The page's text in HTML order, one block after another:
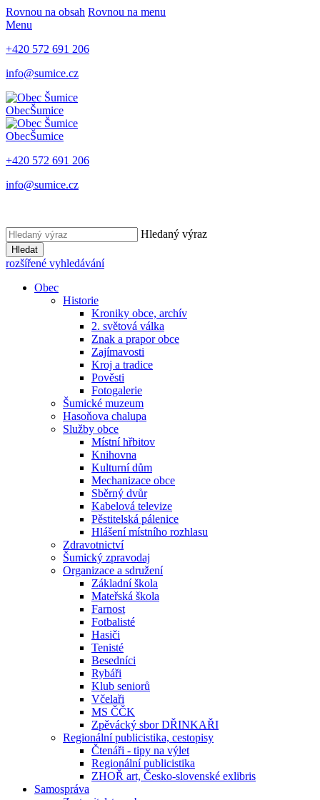
Rovnou na obsah Rovnou na menu
Menu
+420 572 691 206
info@sumice.cz
ObecŠumice
ObecŠumice
+420 572 691 206
info@sumice.cz
Hledaný výraz
Hledat
rozšířené vyhledávání
Obec
Historie
Kroniky obce, archív
2. světová válka
Znak a prapor obce
Zajímavosti
Kroj a tradice
Pověsti
Fotogalerie
Šumické muzeum
Hasoňova chalupa
Služby obce
Místní hřbitov
Knihovna
Kulturní dům
Mechanizace obce
Sběrný dvůr
Kabelová televize
Pěstitelská pálenice
Hlášení místního rozhlasu
Zdravotnictví
Šumický zpravodaj
Organizace a sdružení
Základní škola
Mateřská škola
Farnost
Fotbalisté
Hasiči
Tenisté
Besedníci
Rybáři
Klub seniorů
Včelaři
MS ČČK
Zpěvácký sbor DŘINKAŘI
Regionální publicistika, cestopisy
Čtenáři - tipy na výlet
Regionální publicistika
ZHOŘ art, Česko-slovenské exlibris
Samospráva